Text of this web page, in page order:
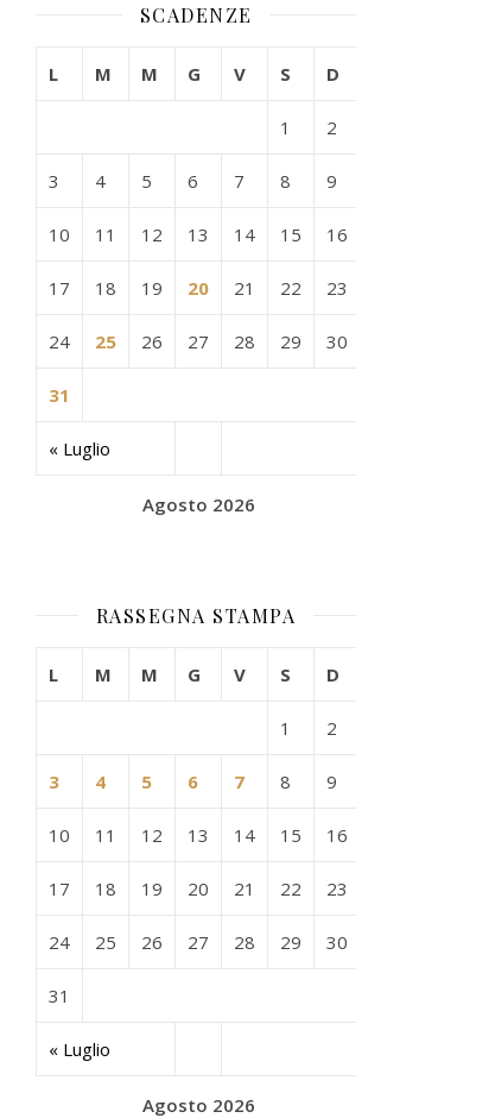
SCADENZE
Agosto 2026
L M M G V S D
« Luglio
1 2
3 4 5 6 7 8 9
10 11 12 13 14 15 16
17 18 19 20 21 22 23
24 25 26 27 28 29 30
31
RASSEGNA STAMPA
Agosto 2026
L M M G V S D
« Luglio
1 2
3 4 5 6 7 8 9
10 11 12 13 14 15 16
17 18 19 20 21 22 23
24 25 26 27 28 29 30
31